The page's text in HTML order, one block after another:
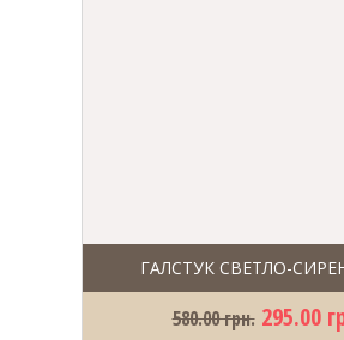
ГАЛСТУК СВЕТЛО-
580.00 грн. 295.00